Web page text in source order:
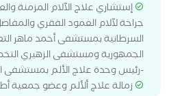
إستشاري علاج الآلام المزمنة
جراحة لآلام العمود الفقري
السرطانية بمستشفى أحمد ماهر
الجمهورية ومستشفى الزهيري
-رئيس وحدة علاج الألم بمستشفى
زمالة علاج ألألم وعضو جمعية